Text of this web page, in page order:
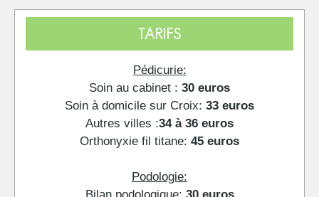
TARIFS
Pédicurie:
Soin au cabinet : 30 euros
Soin à domicile sur Croix: 33 euros
Autres villes :34 à 36 euros
Orthonyxie fil titane: 45 euros
Podologie: